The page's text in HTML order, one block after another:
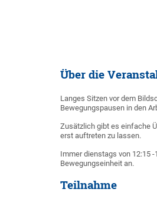
Über die
Langes Sitzen vor dem
Bewegungspausen in den
Zusätzlich gibt es einfache
erst auftreten zu lassen.
Immer dienstags von 12:15
Bewegungseinheit an.
Teilnahme